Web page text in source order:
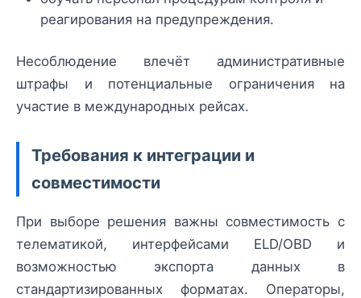
реагирования на предупреждения.
Несоблюдение влечёт административные
штрафы и потенциальные ограничения на
участие в международных рейсах.
Требования к интеграции и
совместимости
При выборе решения важны совместимость с
телематикой, интерфейсами ELD/OBD и
возможностью экспорта данных в
стандартизированных форматах. Операторы,